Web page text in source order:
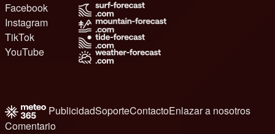
Facebook
Instagram
TikTok
YouTube
PublicidadSoporteContactoEnlazar a nosotros
Comentario